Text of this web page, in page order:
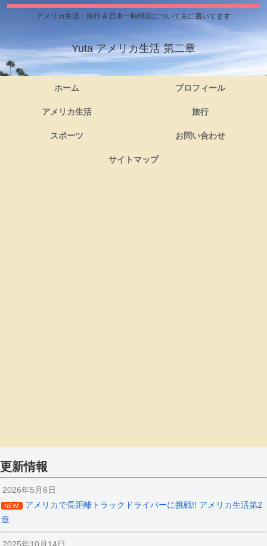
アメリカ生活・旅行 & 日本一時帰国について主に書いてます
Yuta アメリカ生活 第二章
ホーム プロフィール
アメリカ生活 旅行
スポーツ お問い合わせ
サイトマップ
更新情報
2026年5月6日
NEW!
アメリカで長距離トラックドライバーに挑戦!! アメリカ生活第2
章